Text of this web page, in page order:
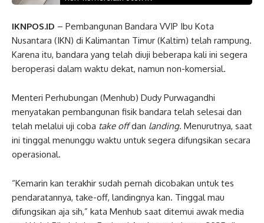
IKNPOS.ID – Pembangunan Bandara VVIP Ibu Kota
Nusantara (IKN) di Kalimantan Timur (Kaltim) telah rampung.
Karena itu, bandara yang telah diuji beberapa kali ini segera
beroperasi dalam waktu dekat, namun non-komersial.
Menteri Perhubungan (Menhub) Dudy Purwagandhi
menyatakan pembangunan fisik bandara telah selesai dan
telah melalui uji coba take offdan landing. Menurutnya, saat
ini tinggal menunggu waktu untuk segera difungsikan secara
operasional.
“Kemarin kan terakhir sudah pernah dicobakan untuk tes
pendaratannya, take-off, landingnya kan. Tinggal mau
difungsikan aja sih,” kata Menhub saat ditemui awak media